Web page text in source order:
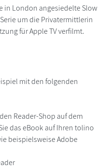
in London angesiedelte Slow
um die Privatermittlerin
für Apple TV verfilmt.
mit den folgenden
Reader-Shop auf dem
das eBook auf Ihren tolino
beispielsweise Adobe